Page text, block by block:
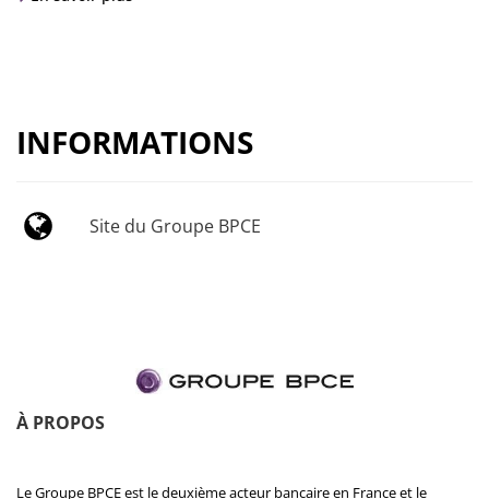
INFORMATIONS
Site du Groupe BPCE
À PROPOS
Le Groupe BPCE est le deuxième acteur bancaire en France et le